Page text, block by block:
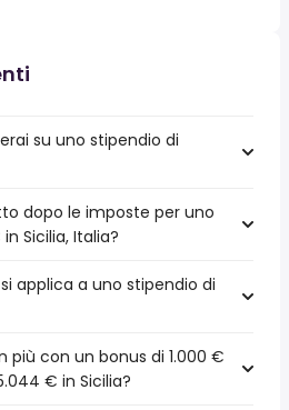
su uno stipendio di
dopo le imposte per uno
Sicilia, Italia?
applica a uno stipendio di
più con un bonus di 1.000 €
€ in Sicilia?